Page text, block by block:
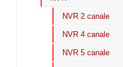
NVR 2 canale
NVR 4 canale
NVR 5 canale